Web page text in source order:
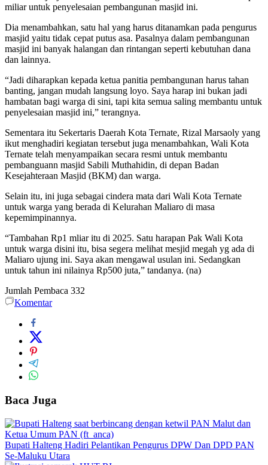
miliar untuk penyelesaian pembangunan masjid ini.
Dia menambahkan, satu hal yang harus ditanamkan pada pengurus
masjid yaitu tidak cepat putus asa. Pasalnya dalam pembangunan
masjid ini banyak halangan dan rintangan seperti kebutuhan dana
dan lainnya.
“Jadi diharapkan kepada ketua panitia pembangunan harus tahan
banting, jangan mudah langsung loyo. Saya harap ini bukan jadi
hambatan bagi warga di sini, tapi kita semua saling membantu untuk
penyelesaian masjid ini,” terangnya.
Sementara itu Sekertaris Daerah Kota Ternate, Rizal Marsaoly yang
ikut menghadiri kegiatan tersebut juga menambahkan, Wali Kota
Ternate telah menyampaikan secara resmi untuk membantu
pembanguann masjid Sabili Muthahidin, di depan Badan
Kesejahteraan Masjid (BKM) dan warga.
Selain itu, ini juga sebagai cindera mata dari Wali Kota Ternate
untuk warga yang berada di Kelurahan Maliaro di masa
kepemimpinannya.
“Tambahan Rp1 mliar itu di 2025. Satu harapan Pak Wali Kota
untuk warga disini itu, bisa segera melihat mesjid megah yg ada di
Maliaro ujung ini. Saya akan mengawal usulan ini. Sedangkan
untuk tahun ini nilainya Rp500 juta,” tandanya. (na)
Jumlah Pembaca 332
Komentar
Baca Juga
Bupati Halteng Hadiri Pelantikan Pengurus DPW Dan DPD PAN
Se-Maluku Utara